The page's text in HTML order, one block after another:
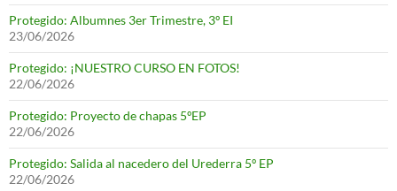
Protegido: Albumnes 3er Trimestre, 3º EI
23/06/2026
Protegido: ¡NUESTRO CURSO EN FOTOS!
22/06/2026
Protegido: Proyecto de chapas 5ºEP
22/06/2026
Protegido: Salida al nacedero del Urederra 5º EP
22/06/2026